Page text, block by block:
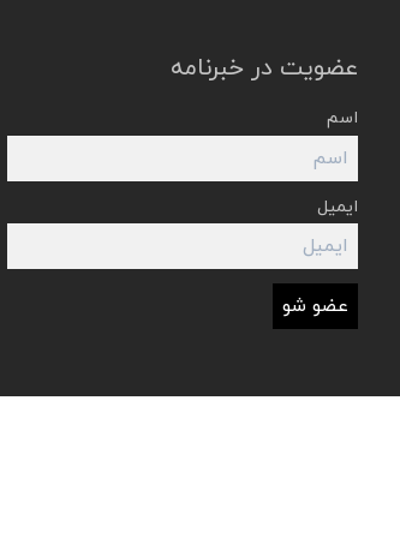
عضویت در خبرنامه
اسم
ایمیل